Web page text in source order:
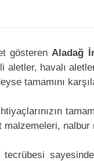
gösterenAladağ
aletler, havalı
tamamını
nalbur
tecrübesi